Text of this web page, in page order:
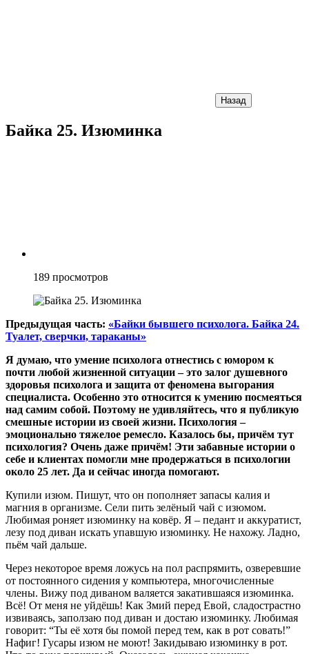
Назад
Байка 25. Изюминка
189 просмотров
Предыдущая часть: «Байки бывшего психолога. Байка 24.
Туалет, сверчки, тараканы»
Я думаю, что умение психолога отнестись с юмором к
почти любой жизненной ситуации – это залог душевного
здоровья психолога и защита от феномена выгорания
специалиста. Особенно это относится к умению посмеяться
над самим собой. Поэтому не удивляйтесь, что я публикую
смешные истории из своей жизни. Психология –
эмоционально тяжелое ремесло. Казалось бы, причём тут
психология? Очень даже причём! Эти забавные истории о
себе и клиентах помогли мне продержаться в психологии
около 25 лет. Да и сейчас иногда помогают.
Купили изюм. Пишут, что он пополняет запасы калия и
магния в организме. Сели пить зелёный чай с изюмом.
Любимая роняет изюминку на ковёр. Я – педант и аккуратист,
лезу под диван искать упавшую изюминку. Не нахожу. Ладно,
пьём чай дальше.
Через некоторое время ложусь на пол распрямить, озверевшие
от постоянного сидения у компьютера, многочисленные
члены. Вижу под диваном валяется закатившаяся изюминка.
Всё! От меня не уйдёшь! Как Змий перед Евой, сладострастно
извиваясь, заползаю под диван и достаю изюминку. Любимая
говорит: “Ты её хотя бы помой перед тем, как в рот совать!”
Нафиг! Гусары изюм не моют! Закидываю изюминку в рот.